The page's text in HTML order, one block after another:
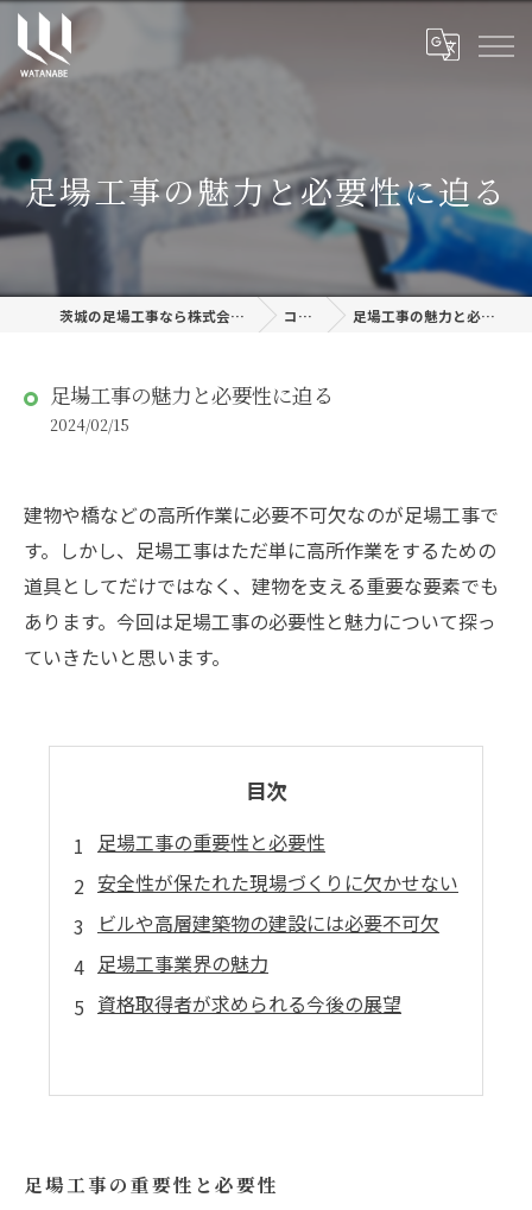
足場工事の魅力と必要性に迫る
茨城の足場工事なら株式会社渡邊建設 コラム 足場工事の魅力と必要性に迫る
足場工事の魅力と必要性に迫る
2024/02/15
建物や橋などの高所作業に必要不可欠なのが足場工事で
す。しかし、足場工事はただ単に高所作業をするための
道具としてだけではなく、建物を支える重要な要素でも
あります。今回は足場工事の必要性と魅力について探っ
ていきたいと思います。
目次
足場工事の重要性と必要性
安全性が保たれた現場づくりに欠かせない
ビルや高層建築物の建設には必要不可欠
足場工事業界の魅力
資格取得者が求められる今後の展望
足場工事の重要性と必要性